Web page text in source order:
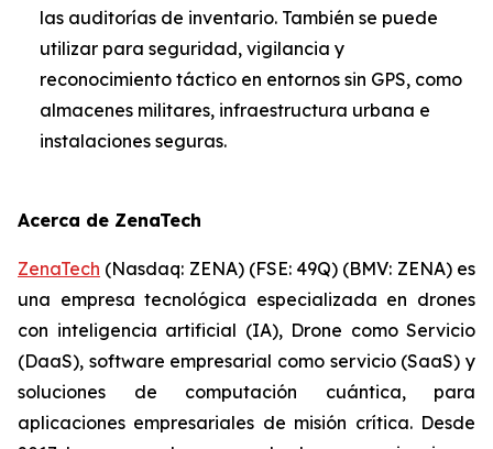
las auditorías de inventario. También se puede
utilizar para seguridad, vigilancia y
reconocimiento táctico en entornos sin GPS, como
almacenes militares, infraestructura urbana e
instalaciones seguras.
Acerca de ZenaTech
ZenaTech (Nasdaq: ZENA) (FSE: 49Q) (BMV: ZENA) es
una empresa tecnológica especializada en drones
con inteligencia artificial (IA), Drone como Servicio
(DaaS), software empresarial como servicio (SaaS) y
soluciones de computación cuántica, para
aplicaciones empresariales de misión crítica. Desde